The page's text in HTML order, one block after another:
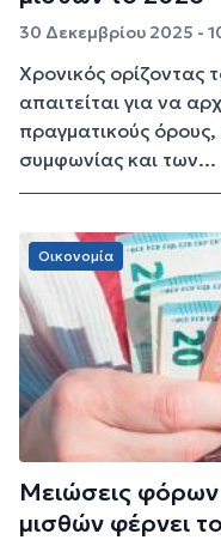
30 Δεκεμβρίου 2025 -
Χρονικός ορίζοντας
απαιτείται για να
πραγματικούς
συμφωνίας και των...
Οικονομία
Μειώσεις φόρων
μισθών φέρνει